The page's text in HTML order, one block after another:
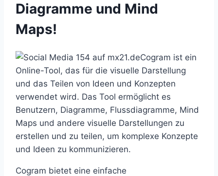
Diagramme und Mind
Maps!
Cogram ist ein
Online-Tool, das für die visuelle Darstellung
und das Teilen von Ideen und Konzepten
verwendet wird. Das Tool ermöglicht es
Benutzern, Diagramme, Flussdiagramme, Mind
Maps und andere visuelle Darstellungen zu
erstellen und zu teilen, um komplexe Konzepte
und Ideen zu kommunizieren.
Cogram bietet eine einfache